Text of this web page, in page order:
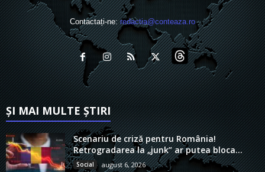
Contactați-ne:redactia@conteaza.ro
ȘI MAI MULTE ȘTIRI
Scenariu de criză pentru România!
Retrogradarea la „junk” ar putea bloca...
Social august 6, 2026